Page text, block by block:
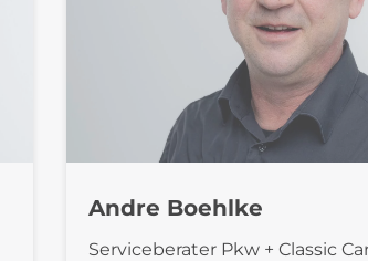
Andre Boehlke
Serviceberater Pkw + Classic